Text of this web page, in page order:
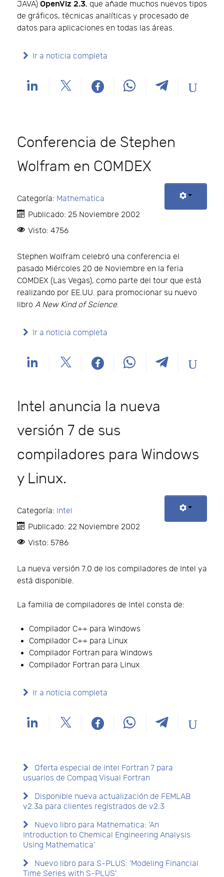
JAVA) OpenViz 2.3, que añade muchos nuevos tipos
de gráficos, técnicas analíticas y procesado de
datos para aplicaciones en todas las áreas.
Ir a noticia completa
Conferencia de Stephen
Wolfram en COMDEX
Categoría: Mathematica
Publicado: 25 Noviembre 2002
Visto: 4756
Stephen Wolfram celebró una conferencia el
pasado Miércoles 20 de Noviembre en la feria
COMDEX (Las Vegas), como parte del tour que está
realizando por EE.UU. para promocionar su nuevo
libro A New Kind of Science.
Ir a noticia completa
Intel anuncia la nueva
versión 7 de sus
compiladores para Windows
y Linux.
Categoría: Intel
Publicado: 22 Noviembre 2002
Visto: 5786
La nueva versión 7.0 de los compiladores de Intel ya
está disponible.
La familia de compiladores de Intel consta de:
Compilador C++ para Windows
Compilador C++ para Linux
Compilador Fortran para Windows
Compilador Fortran para Linux
Ir a noticia completa
Oferta especial de Intel Fortran 7 para
usuarios de Compaq Visual Fortran
Disponible nueva actualización de FEMLAB
v2.3a para clientes registrados de v2.3
Nuevo libro para Mathematica: 'An
Introduction to Chemical Engineering Analysis
Using Mathematica'
Nuevo libro para S-PLUS: 'Modeling Financial
Time Series with S-PLUS'